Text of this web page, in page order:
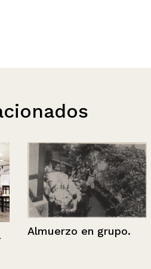
Almuerzo en grupo.